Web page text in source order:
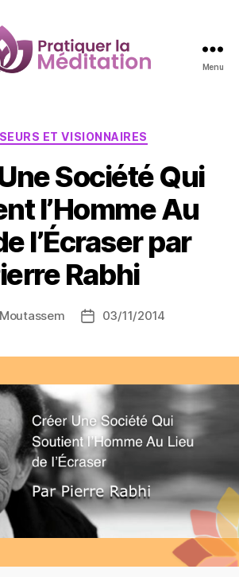
Menu
Catégories
ET VISIONNAIRES
Société Qui
l’Homme Au
l’Écraser par
Rabhi
Moutassem
Date03/11/2014